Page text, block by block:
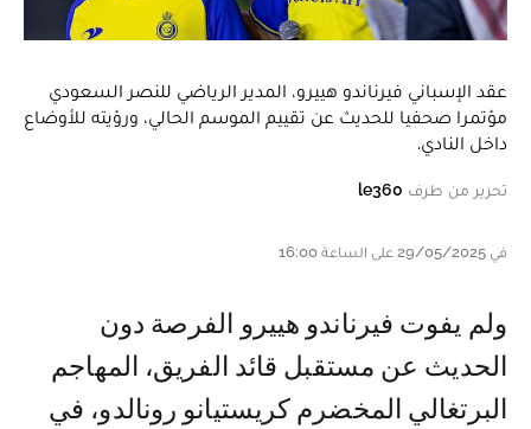
عقد الإسباني فيرناندو هييرو، المدير الرياضي للنصر السعودي
مؤتمرا صحفيا للحديث عن تقييم الموسم الحالي، ورؤيته للأوضاع
داخل النادي.
تحرير من طرف le360
في 29/05/2025 على الساعة 16:00
ولم يفوت فيرناندو هييرو الفرصة دون
الحديث عن مستقبل قائد الفريق، المهاجم
البرتغالي المخضرم كريستيانو رونالدو، في